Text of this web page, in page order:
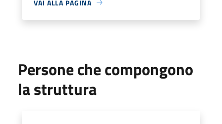
VAI ALLA PAGINA
Persone che compongono
la struttura